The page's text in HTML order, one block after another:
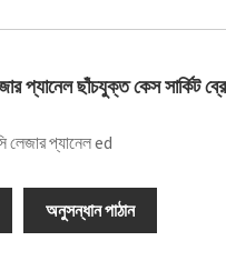
প্যানেল ছাঁচযুক্ত কেস সার্কিট
লেজার প্যানেল ed
অনুসন্ধান পাঠান